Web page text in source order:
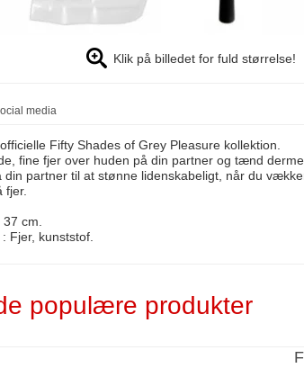
Klik på billedet for fuld størrelse!
media
Fifty Shades of Grey Pleasure kollektion.
fine fjer over huden på din partner og tænd
din partner til at stønne lidenskabeligt, når du
fjer.
cm.
Fjer, kunststof.
populære produkter